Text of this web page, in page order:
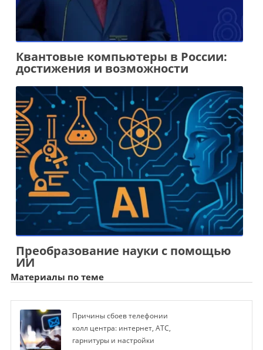
Квантовые компьютеры в России:
достижения и возможности
Преобразование науки с помощью
ИИ
Материалы по теме
Причины сбоев телефонии
колл центра: интернет, АТС,
гарнитуры и настройки